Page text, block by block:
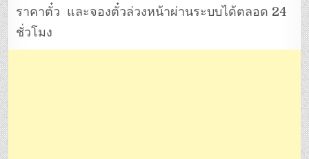
ราคาตั๋ว และจองตั๋วล่วงหน้าผ่านระบบได้ตลอด 24
ชั่วโมง